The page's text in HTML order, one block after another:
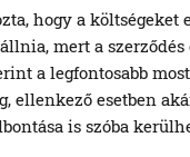
hogy a költségeket
mert a szerződés
a legfontosabb
ellenkező esetben
is szóba